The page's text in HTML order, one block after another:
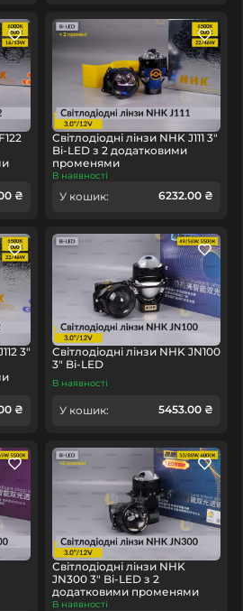
₴
Світлодіодні лінзи NHK J111 3"
Bi-LED з 2 додатковими
променями
В наявності
У кошик: 6232.00 ₴
3"
₴
Світлодіодні лінзи NHK JN100
3" Bi-LED
В наявності
У кошик: 5453.00 ₴
Світлодіодні лінзи NHK
JN300 3" Bi-LED з 2
додатковими променями
В наявності